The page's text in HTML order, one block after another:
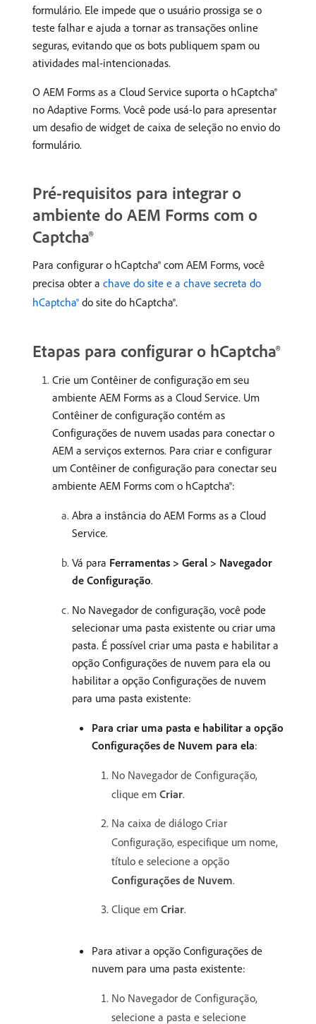
formulário. Ele impede que o usuário prossiga se o
teste falhar e ajuda a tornar as transações online
seguras, evitando que os bots publiquem spam ou
atividades mal-intencionadas.
O AEM Forms as a Cloud Service suporta o hCaptcha®
no Adaptive Forms. Você pode usá-lo para apresentar
um desafio de widget de caixa de seleção no envio do
formulário.
Pré-requisitos para integrar o
ambiente do AEM Forms com o
Captcha®
Para configurar o hCaptcha® com AEM Forms, você
precisa obter a chave do site e a chave secreta do
hCaptcha® do site do hCaptcha®.
Etapas para configurar o hCaptcha®
Crie um Contêiner de configuração em seu
ambiente AEM Forms as a Cloud Service. Um
Contêiner de configuração contém as
Configurações de nuvem usadas para conectar o
AEM a serviços externos. Para criar e configurar
um Contêiner de configuração para conectar seu
ambiente AEM Forms com o hCaptcha®:
Abra a instância do AEM Forms as a Cloud
Service.
Vá para Ferramentas > Geral > Navegador
de Configuração.
No Navegador de configuração, você pode
selecionar uma pasta existente ou criar uma
pasta. É possível criar uma pasta e habilitar a
opção Configurações de nuvem para ela ou
habilitar a opção Configurações de nuvem
para uma pasta existente:
Para criar uma pasta e habilitar a opção
Configurações de Nuvem para ela:
No Navegador de Configuração,
clique em Criar.
Na caixa de diálogo Criar
Configuração, especifique um nome,
título e selecione a opção
Configurações de Nuvem.
Clique em Criar.
Para ativar a opção Configurações de
nuvem para uma pasta existente:
No Navegador de Configuração,
selecione a pasta e selecione